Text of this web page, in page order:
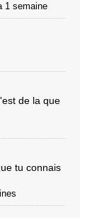
1 semaine
de la que
tu connais